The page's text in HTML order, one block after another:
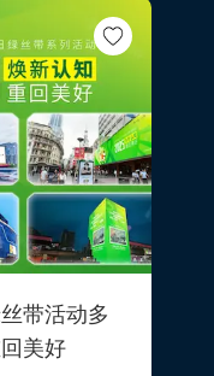
带活动多
美好